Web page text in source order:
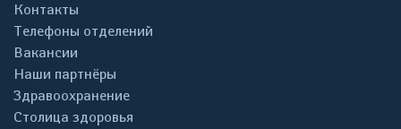
Контакты
Телефоны отделений
Вакансии
Наши партнёры
Здравоохранение
Столица здоровья